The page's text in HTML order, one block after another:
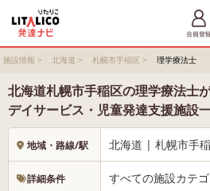
施設情報 > 北海道 > 札幌市手稲区 > 理学療法士
北海道札幌市手稲区の理学療法士
デイサービス・児童発達支援施設
地域・路線/駅 北海道 | 札幌市手
詳細条件 すべての施設カテ